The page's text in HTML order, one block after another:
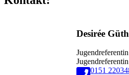
Desirée Güth
Jugendreferentin
Jugendreferentin
0151